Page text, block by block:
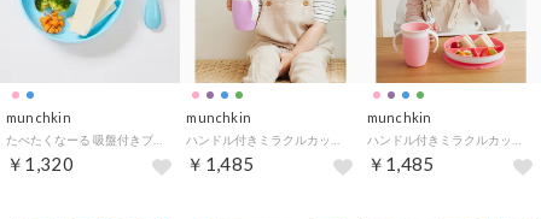
munchkin
￥1,320
munchkin
￥1,485
munchkin
￥1,485